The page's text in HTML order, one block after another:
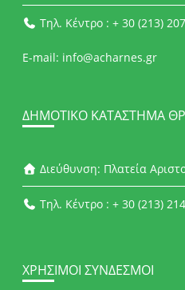
Τηλ. Κέντρο : + 30 (213)
E-mail: info@acharnes.gr
ΔΗΜΟΤΙΚΌ ΚΑΤΆΣΤΗΜΑ
Διεύθυνση: Πλατεία
Τηλ. Κέντρο : + 30 (213)
ΧΡΉΣΙΜΟΙ ΣΎΝΔΕΣΜΟΙ